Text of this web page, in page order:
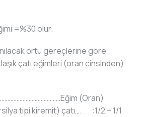
olur.
örtü gereçlerine göre
çatı eğimleri (oran cinsinden)
(Oran)
tipi kiremit) çatı…. :1/2 – 1/1